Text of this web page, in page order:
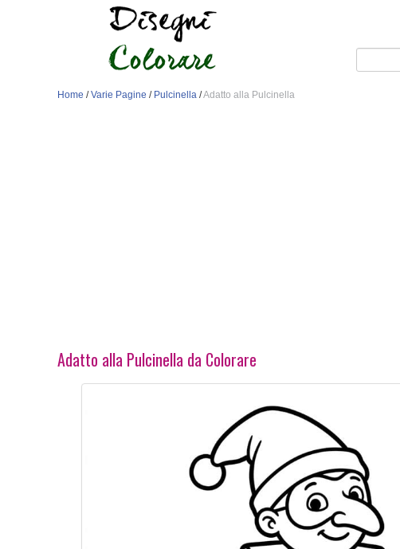
Home /Varie Pagine / Pulcinella /Adatto alla Pulcinella
Adatto alla Pulcinella da Colorare